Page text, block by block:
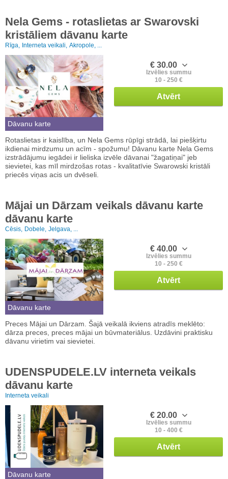
Nela Gems - rotaslietas ar Swarovski
kristāliem dāvanu karte
Rīga, Interneta veikali, Akropole, ...
Dāvanu karte
€ 30.00
Izvēlies summu
10 - 250 €
Atvērt
Rotaslietas ir kaislība, un Nela Gems rūpīgi strādā, lai piešķirtu
ikdienai mirdzumu un acīm - spožumu! Dāvanu karte Nela Gems
izstrādājumu iegādei ir lieliska izvēle dāvanai "žagatiņai" jeb
sievietei, kas mīl mirdzošas rotas - kvalitatīvie Swarowski kristāli
priecēs viņas acis un dvēseli.
Mājai un Dārzam veikals dāvanu karte
dāvanu karte
Cēsis, Dobele, Jelgava, ...
Dāvanu karte
€ 40.00
Izvēlies summu
10 - 250 €
Atvērt
Preces Mājai un Dārzam. Šajā veikalā ikviens atradīs meklēto:
dārza preces, preces mājai un būvmateriālus. Uzdāvini praktisku
dāvanu virietim vai sievietei.
UDENSPUDELE.LV interneta veikals
dāvanu karte
Interneta veikali
Dāvanu karte
€ 20.00
Izvēlies summu
10 - 400 €
Atvērt